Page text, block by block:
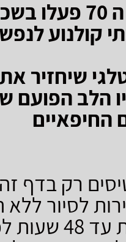
הידעתם שבשנות ה
קולנוע
שיחזיר
הלב הפועם
החיפאיים
רק בדף
לסיור
הסיור.